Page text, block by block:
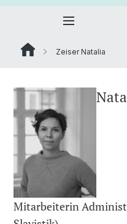
Zeiser Natalia
Mitarbeiterin